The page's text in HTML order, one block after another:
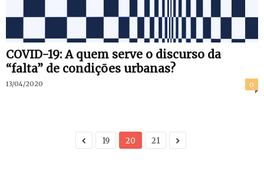
COVID-19: A quem serve o discurso da
“falta” de condições urbanas?
13/04/2020 0
19 20 21